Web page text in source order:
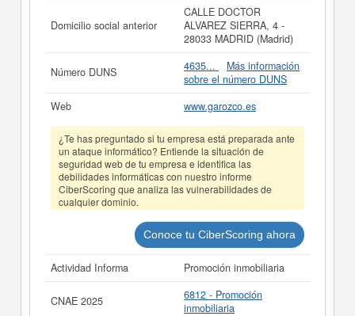
Clasificación de actividades empresariales, la empresa
GAROZCO PROYECTOS INMOBILIARIOS SL
se encuentra en el SIC 65520000.
GAROZCO PROYECTOS INMOBILIARIOS SL
cuenta con una cantidad de 3
empleados en plantilla. Esta ficha de empresa ha sido
consultada 404 veces, la última consulta se ha
producido el 27/07/2026. En la presente página puede
consultar a qué subvenciones puede solicitar esta
empresa las demás que estén relacionadas. La empresa
GAROZCO PROYECTOS INMOBILIARIOS SL
(EXTINGUIDA)tiene un patrimonio aproximado mayor
de 60.000 €. Esta empresa figura inscrita en el Registro
Mercantil de Madrid y tiene 50 actos inscritos en el
BORME.
Si está interesado en conocer más datos de la empresa
GAROZCO PROYECTOS INMOBILIARIOS SL
(EXTINGUIDA) puedeacceder inmediatamente a este
Informe ampliado
de GAROZCO PROYECTOS
INMOBILIARIOS SL (EXTINGUIDA) y consultar los
resultados de sus años de actividad, así como los
balances y cuentas de resultados disponibles.
Domicilio social anterior
CALLE DOCTOR
ALVAREZ SIERRA, 4 -
28033 MADRID (Madrid)
Número DUNS 4635...
Más información
sobre el número DUNS
Web
www.garozco.es
¿Te has preguntado si tu empresa está preparada ante
un ataque informático? Entiende la situación de
seguridad web de tu empresa e identifica las
debilidades informáticas con nuestro informe
CiberScoring que analiza las vulnerabilidades de
cualquier dominio.
Conoce tu CiberScoring ahora
Actividad Informa Promoción inmobiliaria
CNAE 2025
6812 - Promoción
inmobiliaria